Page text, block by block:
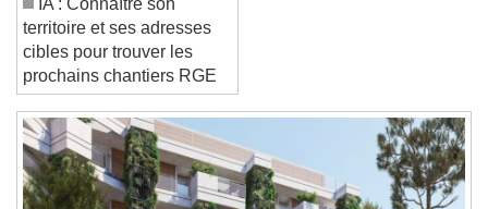
End of dialog window.
IA : Connaître son
territoire et ses adresses
cibles pour trouver les
prochains chantiers RGE